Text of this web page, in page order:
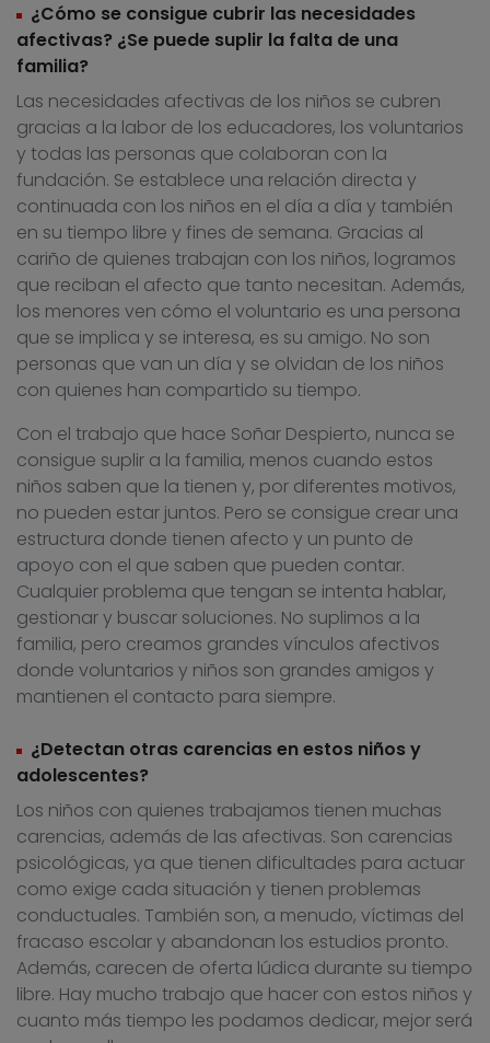
¿Cómo se consigue cubrir las necesidades
afectivas? ¿Se puede suplir la falta de una
familia?
Las necesidades afectivas de los niños se cubren
gracias a la labor de los educadores, los voluntarios
y todas las personas que colaboran con la
fundación. Se establece una relación directa y
continuada con los niños en el día a día y también
en su tiempo libre y fines de semana. Gracias al
cariño de quienes trabajan con los niños, logramos
que reciban el afecto que tanto necesitan. Además,
los menores ven cómo el voluntario es una persona
que se implica y se interesa, es su amigo. No son
personas que van un día y se olvidan de los niños
con quienes han compartido su tiempo.
Con el trabajo que hace Soñar Despierto, nunca se
consigue suplir a la familia, menos cuando estos
niños saben que la tienen y, por diferentes motivos,
no pueden estar juntos. Pero se consigue crear una
estructura donde tienen afecto y un punto de
apoyo con el que saben que pueden contar.
Cualquier problema que tengan se intenta hablar,
gestionar y buscar soluciones. No suplimos a la
familia, pero creamos grandes vínculos afectivos
donde voluntarios y niños son grandes amigos y
mantienen el contacto para siempre.
¿Detectan otras carencias en estos niños y
adolescentes?
Los niños con quienes trabajamos tienen muchas
carencias, además de las afectivas. Son carencias
psicológicas, ya que tienen dificultades para actuar
como exige cada situación y tienen problemas
conductuales. También son, a menudo, víctimas del
fracaso escolar y abandonan los estudios pronto.
Además, carecen de oferta lúdica durante su tiempo
libre. Hay mucho trabajo que hacer con estos niños y
cuanto más tiempo les podamos dedicar, mejor será